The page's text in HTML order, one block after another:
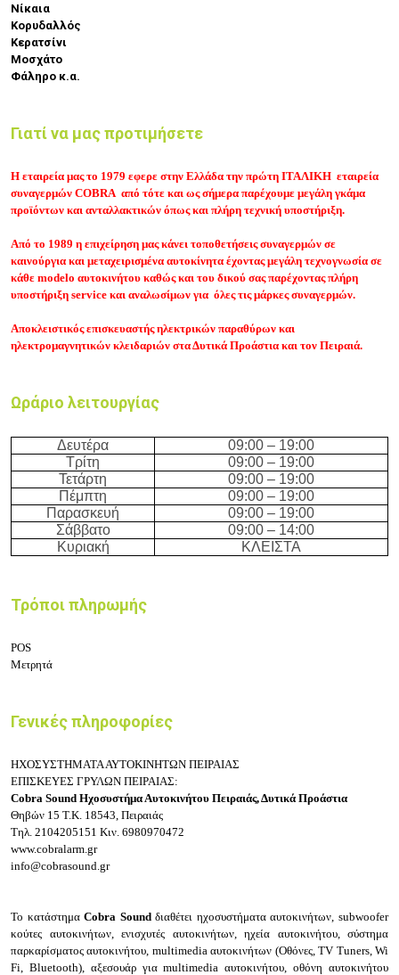
Νίκαια
Κορυδαλλός
Κερατσίνι
Μοσχάτο
Φάληρο κ.α.
Γιατί να μας προτιμήσετε
H εταιρεία μας το 1979 εφερε στην Ελλάδα την πρώτη ΙΤΑΛΙΚΗ εταιρεία
συναγερμών COBRA από τότε και ως σήμερα παρέχουμε μεγάλη γκάμα
προϊόντων και ανταλλακτικών όπως και πλήρη τεχνική υποστήριξη.
Από το 1989 η επιχείρηση μας κάνει τοποθετήσεις συναγερμών σε
καινούργια και μεταχειρισμένα αυτοκίνητα έχοντας μεγάλη τεχνογνωσία σε
κάθε modelo αυτοκινήτου καθώς και του δικού σας παρέχοντας πλήρη
υποστήριξη service και αναλωσίμων για όλες τις μάρκες συναγερμών.
Αποκλειστικός επισκευαστής ηλεκτρικών παραθύρων και
ηλεκτρομαγνητικών κλειδαριών στα Δυτικά Προάστια και τον Πειραιά.
Ωράριο λειτουργίας
Δευτέρα 09:00 – 19:00
Τρίτη
09:00 – 19:00
Τετάρτη
09:00 – 19:00
Πέμπτη
09:00 – 19:00
Παρασκευή
09:00 – 19:00
Σάββατο
09:00 – 14:00
Κυριακή
ΚΛΕΙΣΤΑ
Τρόποι πληρωμής
POS
Μετρητά
Γενικές πληροφορίες
ΗΧΟΣΥΣΤΗΜΑΤΑ ΑΥΤΟΚΙΝΗΤΩΝ ΠΕΙΡΑΙΑΣ
ΕΠΙΣΚΕΥΕΣ ΓΡΥΛΩΝ ΠΕΙΡΑΙΑΣ:
Cobra Sound Ηχοσυστήμα Αυτοκινήτου Πειραιάς, Δυτικά Προάστια
Θηβών 15 Τ.Κ. 18543, Πειραιάς
Τηλ. 2104205151 Κιν. 6980970472
www.cobralarm.gr
info@cobrasound.gr
Το κατάστημαCobra Soundδιαθέτει ηχοσυστήματα αυτοκινήτων, subwoofer
κούτες αυτοκινήτων, ενισχυτές αυτοκινήτων, ηχεία αυτοκινήτου, σύστημα
παρκαρίσματος αυτοκινήτου, multimedia αυτοκινήτων (Οθόνες, TV Tuners, Wi
Fi, Bluetooth), αξεσουάρ για multimedia αυτοκινήτου, οθόνη αυτοκινήτου